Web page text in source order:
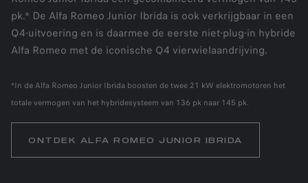
pk.* De Alfa Romeo Junior Ibrida is ook verkrijgbaar in een
Q4-uitvoering en is daarmee de eerste niet-plug-in hybride
Alfa Romeo met de iconische Q4 vierwielaandrijving.
*In de Alfa Romeo Junior Ibrida boosten de twee 21 kW elektromotoren het
totale vermogen van het hybridesysteem van 136 pk naar 145 pk.
ONTDEK ALFA ROMEO JUNIOR IBRIDA